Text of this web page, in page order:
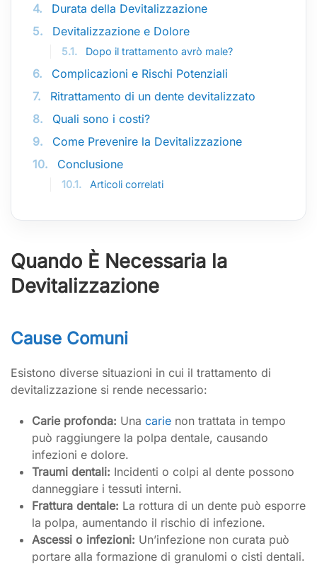
4.
Durata della Devitalizzazione
5.
Devitalizzazione e Dolore
5.1. Dopo il trattamento avrò male?
6.
Complicazioni e Rischi Potenziali
7.
Ritrattamento di un dente devitalizzato
8.
Quali sono i costi?
9.
Come Prevenire la Devitalizzazione
10.
Conclusione
10.1. Articoli correlati
Quando È Necessaria la
Devitalizzazione
Cause Comuni
Esistono diverse situazioni in cui il trattamento di
devitalizzazione si rende necessario:
Carie profonda: Una carie non trattata in tempo
può raggiungere la polpa dentale, causando
infezioni e dolore.
Traumi dentali: Incidenti o colpi al dente possono
danneggiare i tessuti interni.
Frattura dentale: La rottura di un dente può esporre
la polpa, aumentando il rischio di infezione.
Ascessi o infezioni: Un’infezione non curata può
portare alla formazione di granulomi o cisti dentali.